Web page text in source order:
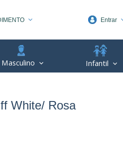
(48) 3623-1991
Entrar
Masculino Infantil
White/ Rosa